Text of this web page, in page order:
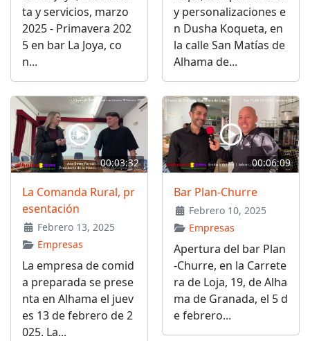
ta y servicios, marzo
2025 - Primavera 202
5 en bar La Joya, co
n...
y personalizaciones e
n Dusha Koqueta, en
la calle San Matías de
Alhama de...
00:03:32
La Comanda Rural, pr
esentación
Febrero 13, 2025
Empresas
La empresa de comid
a preparada se prese
nta en Alhama el juev
es 13 de febrero de 2
025. La...
00:06:09
Bar Plan-Churre
Febrero 10, 2025
Empresas
Apertura del bar Plan
-Churre, en la Carrete
ra de Loja, 19, de Alha
ma de Granada, el 5 d
e febrero...